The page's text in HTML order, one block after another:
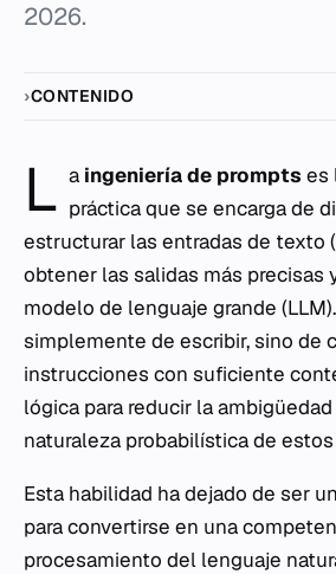
2026.
CONTENIDO
L a ingeniería de prompts es
práctica que se encarga de
estructurar las entradas de texto
obtener las salidas más precisas
modelo de lenguaje grande
simplemente de escribir, sino de
instrucciones con suficiente
lógica para reducir la
naturaleza probabilística de
Esta habilidad ha dejado de ser
para convertirse en una
procesamiento del lenguaje